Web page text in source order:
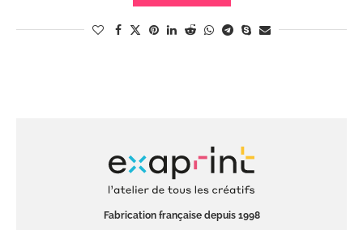
Fabrication française depuis 1998